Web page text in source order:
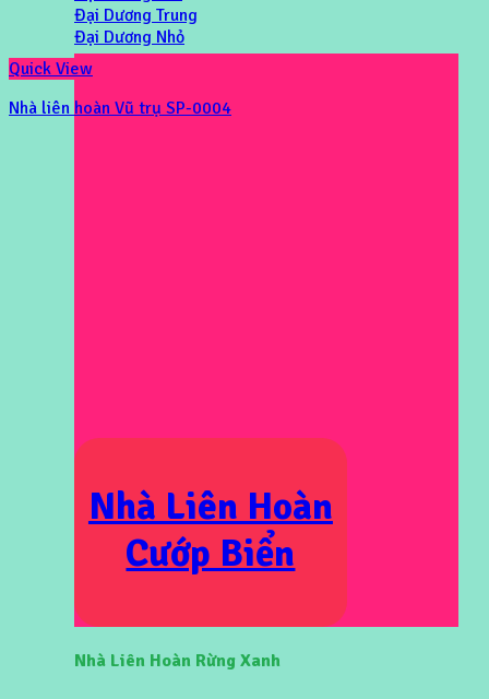
Đại Dương Trung
Đại Dương Nhỏ
Nhà Liên Hoàn
Cướp Biển
Nhà Liên Hoàn Rừng Xanh
Quick View
Nhà liên hoàn Vũ trụ SP-0004